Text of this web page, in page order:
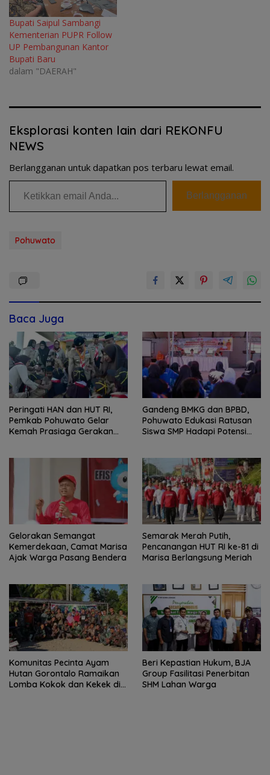
Bupati Saipul Sambangi
Kementerian PUPR Follow
UP Pembangunan Kantor
Bupati Baru
dalam "DAERAH"
Eksplorasi konten lain dari REKONFU
NEWS
Berlangganan untuk dapatkan pos terbaru lewat email.
Ketikkan email Anda...
Berlangganan
Pohuwato
Baca Juga
Peringati HAN dan HUT RI,
Pemkab Pohuwato Gelar
Kemah Prasiaga Gerakan
Gandeng BMKG dan BPBD,
Pohuwato Edukasi Ratusan
Siswa SMP Hadapi Potensi
Gelorakan Semangat
Kemerdekaan, Camat Marisa
Ajak Warga Pasang Bendera
Semarak Merah Putih,
Pencanangan HUT RI ke-81 di
Marisa Berlangsung Meriah
Komunitas Pecinta Ayam
Hutan Gorontalo Ramaikan
Lomba Kokok dan Kekek di
Beri Kepastian Hukum, BJA
Group Fasilitasi Penerbitan
SHM Lahan Warga